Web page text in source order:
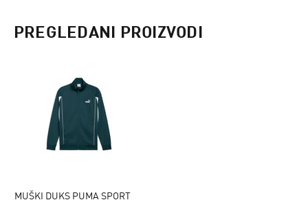
PREGLEDANI PROIZVODI
MUŠKI DUKS PUMA SPORT